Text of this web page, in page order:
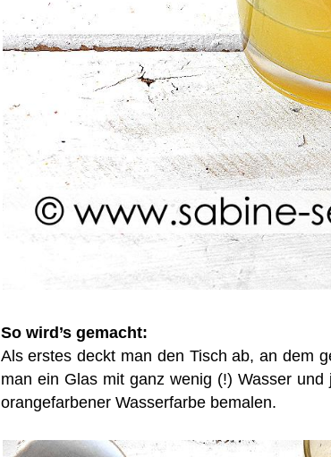
So wird’s gemacht:
Als erstes deckt man den Tisch ab, an dem
man ein Glas mit ganz wenig (!) Wasser
orangefarbener Wasserfarbe bemalen.